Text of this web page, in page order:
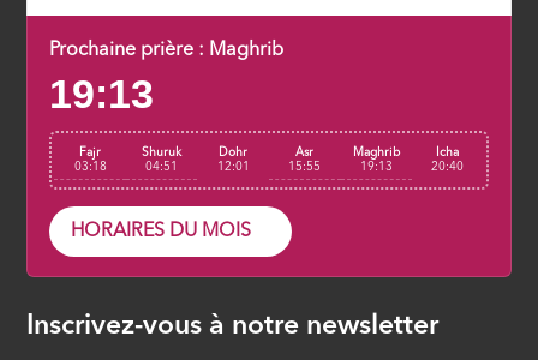
Prochaine prière : Maghrib
19:13
Fajr
03:18
Shuruk
04:51
Dohr
12:01
Asr
15:55
Maghrib
19:13
Icha
20:40
HORAIRES DU MOIS
Inscrivez-vous à notre newsletter